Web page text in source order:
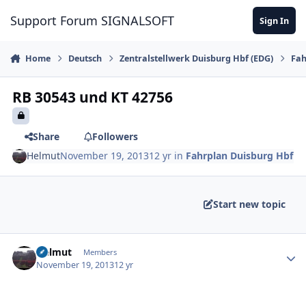
Support Forum SIGNALSOFT Sign In
Home Deutsch Zentralstellwerk Duisburg Hbf (EDG)
RB 30543 und KT 42756
Share
Followers
HelmutNovember 19, 201312 yr in Fahrplan Duisburg Hbf
Start new topic
Helmut Members
November 19, 201312 yr